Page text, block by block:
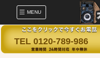
MENU
TEL 0120-789-986